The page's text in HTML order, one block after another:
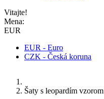
Vitajte!
Mena:
EUR
EUR - Euro
CZK - Česká koruna
Šaty s leopardím vzorom